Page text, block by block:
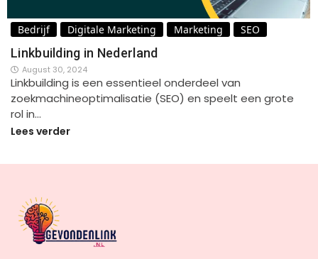
Bedrijf Digitale Marketing Marketing SEO
Linkbuilding in Nederland
August 30, 2024
Linkbuilding is een essentieel onderdeel van
zoekmachineoptimalisatie (SEO) en speelt een grote
rol in…
Lees verder